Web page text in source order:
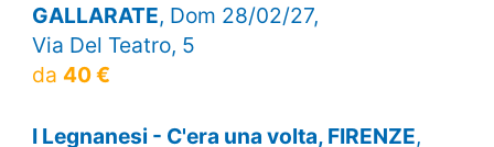
GALLARATE, Dom 28/02/27,
Via Del Teatro, 5
da 40 €
I Legnanesi - C'era una volta, FIRENZE,